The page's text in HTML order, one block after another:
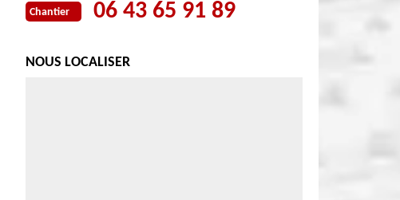
Chantier 06 43 65 91 89
NOUS LOCALISER